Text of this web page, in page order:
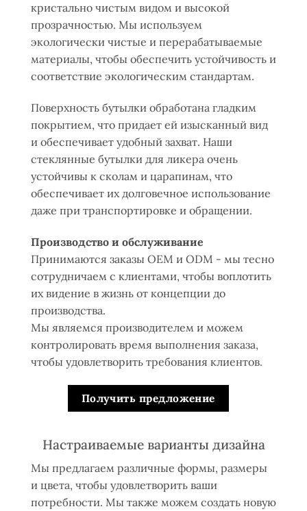
кристально чистым видом и высокой
прозрачностью. Мы используем
экологически чистые и перерабатываемые
материалы, чтобы обеспечить устойчивость и
соответствие экологическим стандартам.
Поверхность бутылки обработана гладким
покрытием, что придает ей изысканный вид
и обеспечивает удобный захват. Наши
стеклянные бутылки для ликера очень
устойчивы к сколам и царапинам, что
обеспечивает их долговечное использование
даже при транспортировке и обращении.
Производство и обслуживание
Принимаются заказы OEM и ODM - мы тесно
сотрудничаем с клиентами, чтобы воплотить
их видение в жизнь от концепции до
производства.
Мы являемся производителем и можем
контролировать время выполнения заказа,
чтобы удовлетворить требования клиентов.
Получить предложение
Настраиваемые варианты дизайна
Мы предлагаем различные формы, размеры
и цвета, чтобы удовлетворить ваши
потребности. Мы также можем создать новую